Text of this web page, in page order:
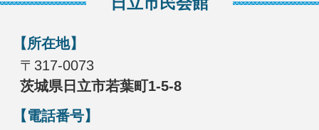
【所在地】
〒317-0073
茨城県日立市若葉町1-5-8
【電話番号】